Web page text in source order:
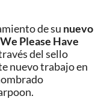
de su nuevo
Please Have
del sello
nuevo trabajo en